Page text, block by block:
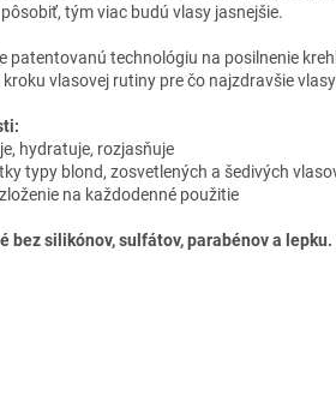
tým viac budú vlasy jasnejšie.
patentovanú technológiu na posilnenie
kroku vlasovej rutiny pre čo najzdravšie
hydratuje, rozjasňuje
typy blond, zosvetlených a šedivých
na každodenné použitie
bez silikónov, sulfátov, parabénov a